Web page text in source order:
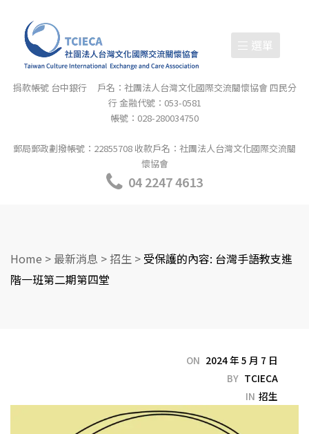
選單
捐款帳號 台中銀行 戶名：社團法人台灣文化國際交流關懷協會 四民分
行 金融代號：053-0581
帳號：028-280034750
郵局郵政劃撥帳號：22855708 收款戶名：社團法人台灣文化國際交流關
懷協會
04 2247 4613
Home > 最新消息 >招生 > 受保護的內容: 台灣手語教支進
階一班第二期第四堂
ON 2024 年 5 月 7 日
BY TCIECA
IN 招生